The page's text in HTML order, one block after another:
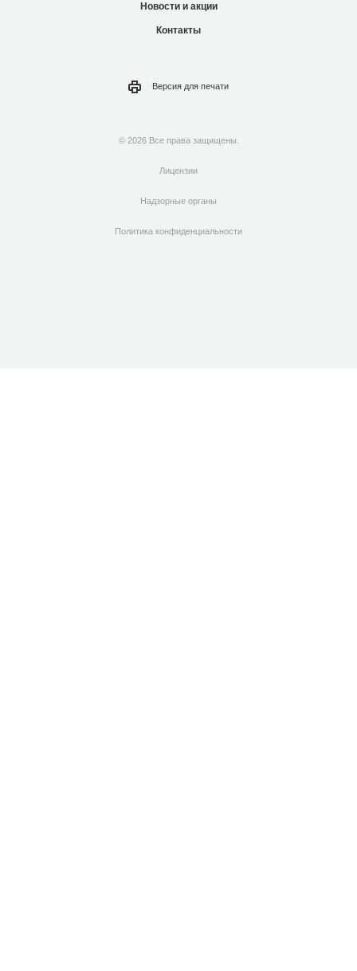
Новости и акции
Контакты
Версия для печати
© 2026 Все права защищены.
Лицензии
Надзорные органы
Политика конфиденциальности